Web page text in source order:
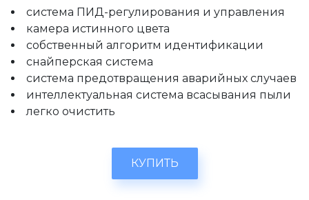
система ПИД-регулирования и управления
камера истинного цвета
собственный алгоритм идентификации
снайперская система
система предотвращения аварийных случаев
интеллектуальная система всасывания пыли
легко очистить
КУПИТЬ